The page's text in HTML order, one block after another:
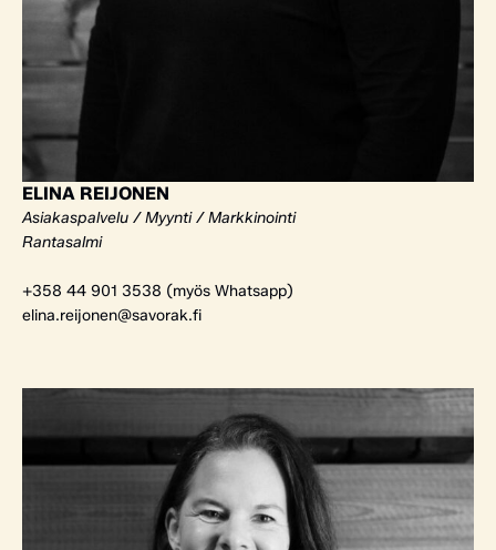
ELINA REIJONEN
Asiakaspalvelu / Myynti / Markkinointi
Rantasalmi
+358 44 901 3538 (myös Whatsapp)
elina.reijonen@savorak.fi